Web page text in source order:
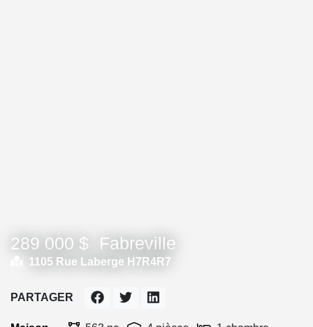
289 000 $ Fabreville
1105 Rue Laberge H7R4R7
PARTAGER